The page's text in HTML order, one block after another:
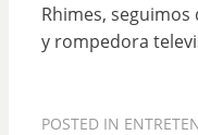
Rhimes,
y rompedora
POSTED IN